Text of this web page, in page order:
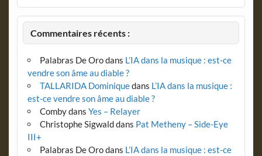
Commentaires récents :
Palabras De Orodans L’IA dans la musique : est-ce
vendre son âme au diable ?
TALLARIDA Dominiquedans L’IA dans la musique :
est-ce vendre son âme au diable ?
Combydans Yes – Relayer
Christophe Sigwalddans Pat Metheny – Side-Eye
III+
Palabras De Orodans L’IA dans la musique : est-ce